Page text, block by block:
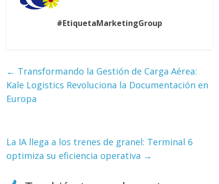
#EtiquetaMarketingGroup
← Transformando la Gestión de Carga Aérea:
Kale Logistics Revoluciona la Documentación en
Europa
La IA llega a los trenes de granel: Terminal 6
optimiza su eficiencia operativa →